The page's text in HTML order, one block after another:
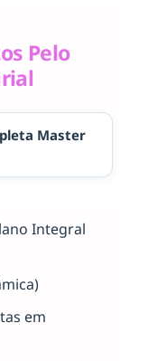
Pelo
Master
Integral
em